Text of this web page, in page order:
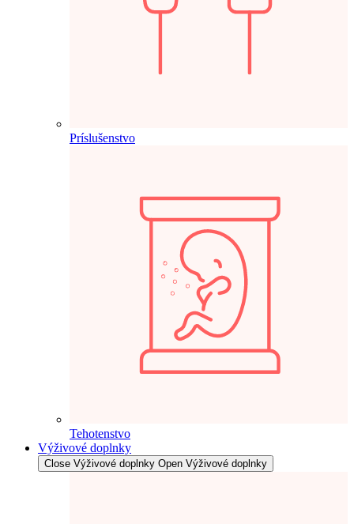
Príslušenstvo
Tehotenstvo
Výživové doplnky
Close Výživové doplnky Open Výživové doplnky